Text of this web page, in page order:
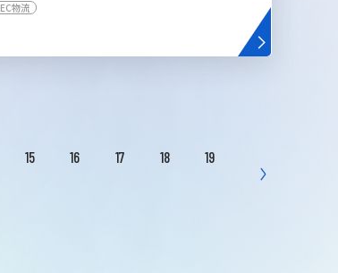
EC物流
15 16 17 18
19